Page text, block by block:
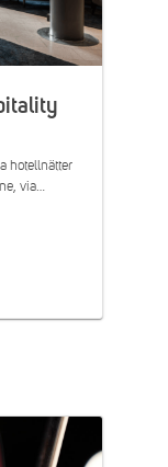
hotellnätter
via…